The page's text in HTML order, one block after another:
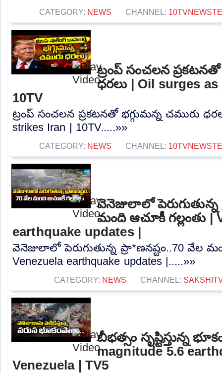
CATEGORY: NEWS CHANNEL:
ట్రంప్ సంచ‌ల‌న‌ ప్రకటనతో
ధ‌ర‌లు | Oil surges
10TV
ట్రంప్ సంచ‌ల‌న‌ ప్రకటనతో భగ్గుమన్న చమురు
strikes Iran | 10TV.....»»
CATEGORY: NEWS CHANNEL:
వెనెజులాలో పెరుగుతున్న
మంది ఆచూకీ గల్లంతు |
earthquake updates |
వెనెజులాలో పెరుగుతున్న ప్రా*ణనష్టం..70 వేల
Venezuela earthquake updates |.....»»
CATEGORY: NEWS CHANNEL:
బీభత్సం సృష్టిస్తున్న
magnitude 5.6
Venezuela | TV5